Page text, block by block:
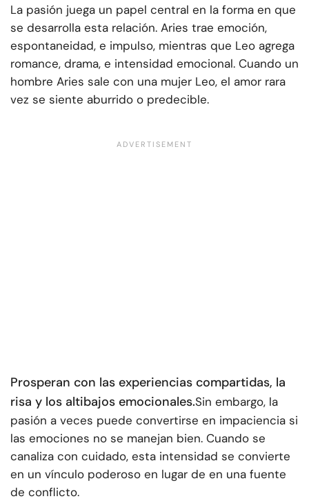
La pasión juega un papel central en la forma en que
se desarrolla esta relación. Aries trae emoción,
espontaneidad, e impulso, mientras que Leo agrega
romance, drama, e intensidad emocional. Cuando un
hombre Aries sale con una mujer Leo, el amor rara
vez se siente aburrido o predecible.
Prosperan con las experiencias compartidas, la
risa y los altibajos emocionales.Sin embargo, la
pasión a veces puede convertirse en impaciencia si
las emociones no se manejan bien. Cuando se
canaliza con cuidado, esta intensidad se convierte
en un vínculo poderoso en lugar de en una fuente
de conflicto.